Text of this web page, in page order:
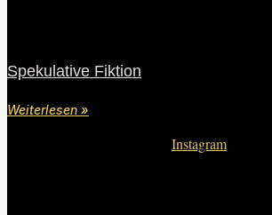
Spekulative Fiktion
Weiterlesen »
Instagram